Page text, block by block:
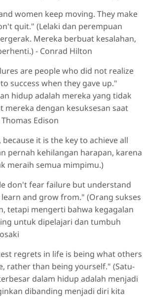
women keep moving. They make
quit." (Lelaki dan perempuan
Mereka berbuat kesalahan,
- Conrad Hilton
are people who did not realize
success when they gave up."
hidup adalah mereka yang tidak
mereka dengan kesuksesan saat
Edison
it is the key to achieve all
pernah kehilangan harapan, karena
meraih semua mimpimu.)
don't fear failure but understand
and grow from." (Orang sukses
tetapi mengerti bahwa kegagalan
untuk dipelajari dan tumbuh
regrets in life is being what others
rather than being yourself." (Satu-
dalam hidup adalah menjadi
dibanding menjadi diri kita